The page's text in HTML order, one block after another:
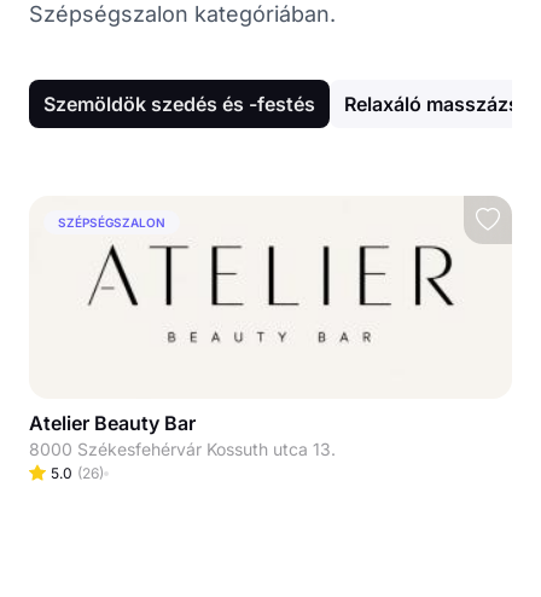
Szépségszalon kategóriában.
Szemöldök szedés és -festés Relaxáló masszázs
SZÉPSÉGSZALON
Atelier Beauty Bar
8000 Székesfehérvár Kossuth utca 13.
5.0 (26)